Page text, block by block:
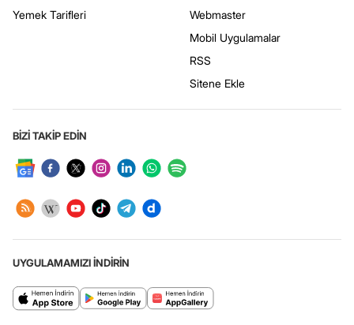
Yemek Tarifleri
Webmaster
Mobil Uygulamalar
RSS
Sitene Ekle
BİZİ TAKİP EDİN
UYGULAMAMIZI İNDİRİN